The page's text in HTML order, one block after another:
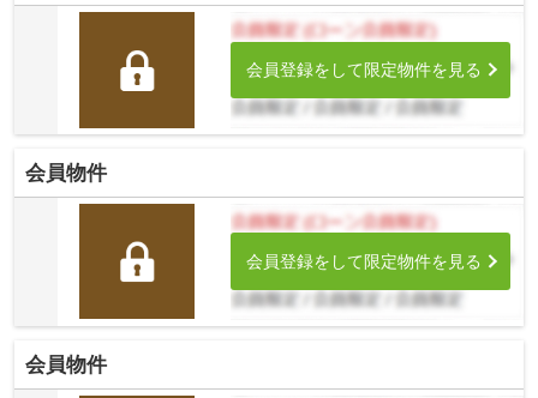
会員登録をして限定物件を見る
会員物件
会員登録をして限定物件を見る
会員物件